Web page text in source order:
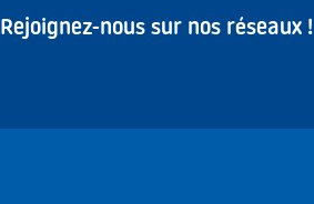
Rejoignez-nous sur nos réseaux !